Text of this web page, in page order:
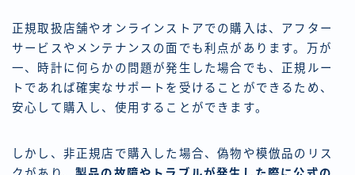
正規取扱店舗やオンラインストアでの購入は、アフター
サービスやメンテナンスの面でも利点があります。万が
一、時計に何らかの問題が発生した場合でも、正規ルー
トであれば確実なサポートを受けることができるため、
安心して購入し、使用することができます。
しかし、非正規店で購入した場合、偽物や模倣品のリス